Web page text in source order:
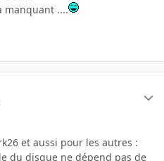
manquant ....
et aussi pour les autres :
du disque ne dépend pas de